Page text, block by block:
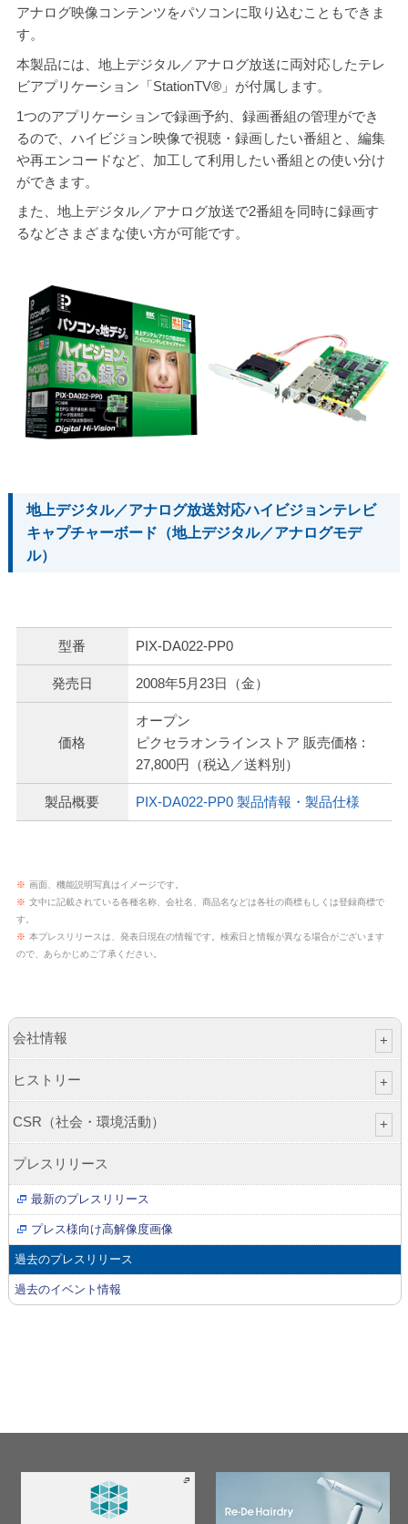
アナログ映像コンテンツをパソコンに取り込むこともできま
す。
本製品には、地上デジタル／アナログ放送に両対応したテレ
ビアプリケーション「StationTV®」が付属します。
1つのアプリケーションで録画予約、録画番組の管理ができ
るので、ハイビジョン映像で視聴・録画したい番組と、編集
や再エンコードなど、加工して利用したい番組との使い分け
ができます。
また、地上デジタル／アナログ放送で2番組を同時に録画す
るなどさまざまな使い方が可能です。
地上デジタル／アナログ放送対応ハイビジョンテレビ
キャプチャーボード（地上デジタル／アナログモデ
ル）
型番 PIX-DA022-PP0
発売日 2008年5月23日（金）
価格
オープン
ピクセラオンラインストア 販売価格 :
27,800円（税込／送料別）
製品概要 PIX-DA022-PP0 製品情報・製品仕様
※ 画面、機能説明写真はイメージです。
※ 文中に記載されている各種名称、会社名、商品名などは各社の商標もしくは登録商標で
す。
※ 本プレスリリースは、発表日現在の情報です。検索日と情報が異なる場合がございます
ので、あらかじめご了承ください。
会社情報
ヒストリー
CSR（社会・環境活動）
プレスリリース
最新のプレスリリース
プレス様向け高解像度画像
過去のプレスリリース
過去のイベント情報